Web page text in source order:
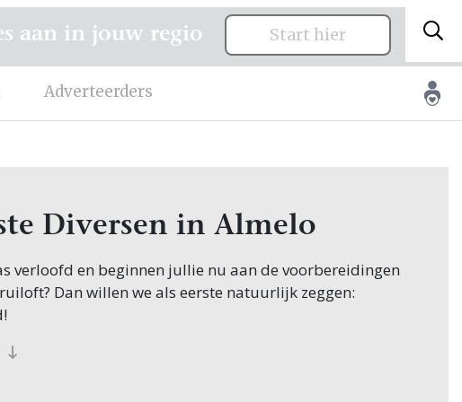
Adverteerders
aan in jouw regio Start hier
Diversen in Almelo
verloofd en beginnen jullie nu aan de voorbereidingen
Dan willen we als eerste natuurlijk zeggen:
beginnen hun zoektocht naar Diversen, en jullie